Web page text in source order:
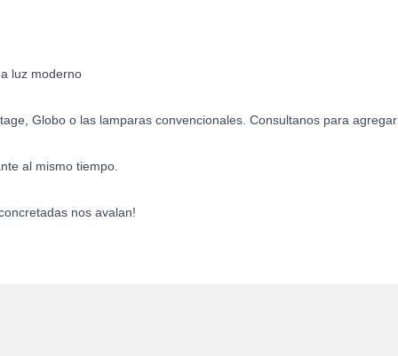
luz moderno
Globo o las lamparas convencionales. Consultanos para
al mismo tiempo.
nos avalan!